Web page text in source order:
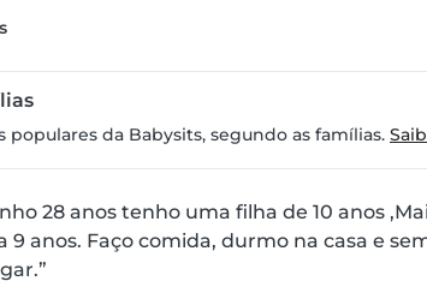
populares da Babysits, segundo as famílias.
28 anos tenho uma filha de 10 anos
9 anos. Faço comida, durmo na casa e